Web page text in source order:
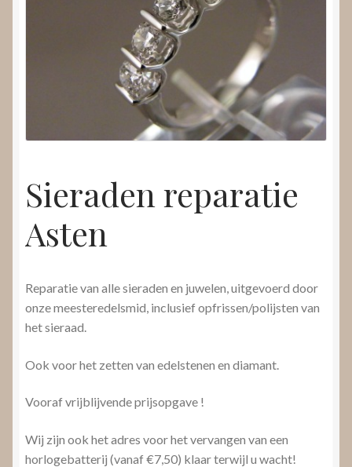
Submenu
uitvouwen
Sieraden reparatie
Asten
Reparatie van alle sieraden en juwelen, uitgevoerd door
onze meesteredelsmid, inclusief opfrissen/polijsten van
het sieraad.
Ook voor het zetten van edelstenen en diamant.
Vooraf vrijblijvende prijsopgave !
Wij zijn ook het adres voor het vervangen van een
horlogebatterij (vanaf €7,50) klaar terwijl u wacht!